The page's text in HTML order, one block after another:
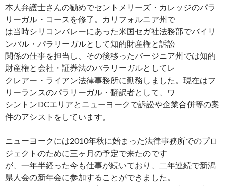
本人弁護士さんの勧めでセントメリーズ・カレッジのパラ
リーガル・コースを修了。カリフォルニア州で
は当時シリコンバレーにあった米国セガ社法務部でバイリ
ンバル・パラリーガルとして知的財産権と訴訟
関係の仕事を担当し、その後移ったバージニア州では知的
財産権と会社・証券法のパラリーガルとしてレ
クレアー・ライアン法律事務所に勤務しました。現在はフ
リーランスのパラリーガル・翻訳者として、ワ
シントンDCエリアとニューヨークで訴訟や企業合併等の案
件のアシストをしています。
ニューヨークには2010年秋に始まった法律事務所でのプロ
ジェクトのために三ヶ月の予定で来たのです
が、一年半経った今も仕事が続いており、二年連続で新潟
県人会の新年会に参加することができました。